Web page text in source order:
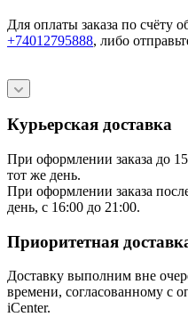
Для оплаты заказа по счёту
+74012795888, либо
Курьерская доставка
При оформлении заказа до
тот же день.
При оформлении заказа
день, с 16:00 до 21:00.
Приоритетная
Доставку выполним вне
времени, согласованному с
iCenter.